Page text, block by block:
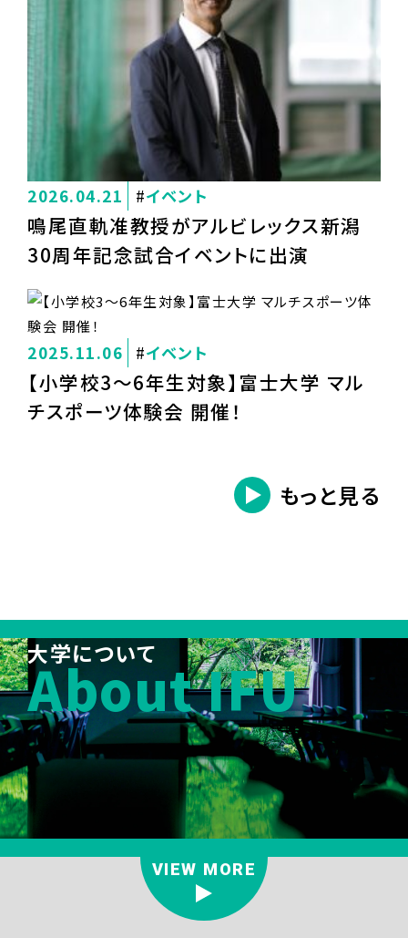
2026.04.21 イベント
鳴尾直軌准教授がアルビレックス新潟
30周年記念試合イベントに出演
2025.11.06 イベント
【小学校3～6年生対象】富士大学 マル
チスポーツ体験会 開催！
もっと見る
大学について
About IFU
VIEW MORE